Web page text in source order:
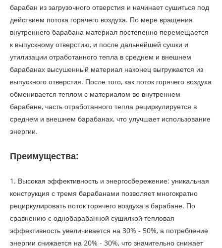
барабан из загрузочного отверстия и начинает сушиться под
действием потока горячего воздуха. По мере вращения
внутреннего барабана материал постепенно перемещается
к выпускному отверстию, и после дальнейшей сушки и
утилизации отработанного тепла в среднем и внешнем
барабанах высушенный материал наконец выгружается из
выпускного отверстия. После того, как поток горячего воздуха
обменивается теплом с материалом во внутреннем
барабане, часть отработанного тепла рециркулируется в
среднем и внешнем барабанах, что улучшает использование
энергии.
Преимущества:
1. Высокая эффективность и энергосбережение: уникальная
конструкция с тремя барабанами позволяет многократно
рециркулировать поток горячего воздуха в барабане. По
сравнению с однобарабанной сушилкой тепловая
эффективность увеличивается на 30% - 50%, а потребление
энергии снижается на 20% - 30%, что значительно снижает